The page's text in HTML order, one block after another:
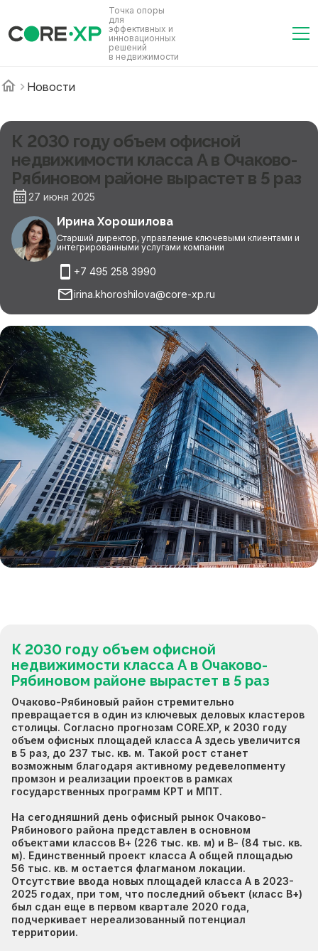
Точка опоры
для
эффективных и
инновационных
решений
в недвижимости
Новости
К 2030 году объем офисной
недвижимости класса А в Очаково-
Рябиновом районе вырастет в 5 раз
27 июня 2025
Ирина Хорошилова
Старший директор, управление ключевыми клиентами и
интегрированными услугами компании
+7 495 258 3990
irina.khoroshilova@core-xp.ru
К 2030 году объем офисной
недвижимости класса А в Очаково-
Рябиновом районе вырастет в 5 раз
Очаково-Рябиновый район стремительно
превращается в один из ключевых деловых кластеров
столицы. Согласно прогнозам CORE.XP, к 2030 году
объем офисных площадей класса А здесь увеличится
в 5 раз, до 237 тыс. кв. м. Такой рост станет
возможным благодаря активному редевелопменту
промзон и реализации проектов в рамках
государственных программ КРТ и МПТ.
На сегодняшний день офисный рынок Очаково-
Рябинового района представлен в основном
объектами классов В+ (226 тыс. кв. м) и В- (84 тыс. кв.
м). Единственный проект класса А общей площадью
56 тыс. кв. м остается флагманом локации.
Отсутствие ввода новых площадей класса А в 2023-
2025 годах, при том, что последний объект (класс В+)
был сдан еще в первом квартале 2020 года,
подчеркивает нереализованный потенциал
территории.